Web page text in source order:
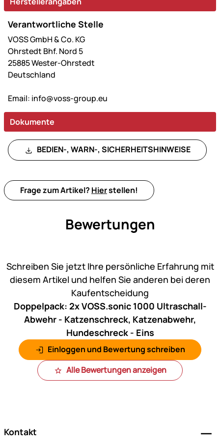
Verantwortliche Stelle
VOSS GmbH & Co. KG
Ohrstedt Bhf. Nord 5
25885 Wester-Ohrstedt
Deutschland
Email: info@voss-group.eu
Dokumente
BEDIEN-, WARN-, SICHERHEITSHINWEISE
Frage zum Artikel? Hierstellen!
Bewertungen
Schreiben Sie jetzt Ihre persönliche Erfahrung mit
diesem Artikel und helfen Sie anderen bei deren
Kaufentscheidung
Doppelpack: 2x VOSS.sonic 1000 Ultraschall-
Abwehr - Katzenschreck, Katzenabwehr,
Hundeschreck - Eins
Einloggen und Bewertung schreiben
Alle Bewertungen anzeigen
Kontakt